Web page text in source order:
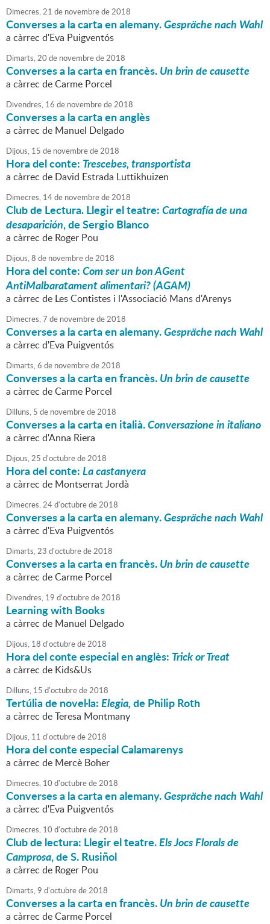
Dimecres,21 de novembrede2018
Converses a la carta en alemany.Gespräche nach Wahl
a càrrec d'Eva Puigventós
Dimarts,20 de novembrede2018
Converses a la carta en francès.Un brin de causette
a càrrec de Carme Porcel
Divendres, 16 de novembrede2018
Converses a la carta en anglès
a càrrec de Manuel Delgado
Dijous, 15 de novembrede2018
Hora del conte: Trescebes, transportista
a càrrec de David Estrada Luttikhuizen
Dimecres, 14de novembrede2018
Club de Lectura. Llegir el teatre:Cartografía de una
desaparición, de Sergio Blanco
a càrrec de Roger Pou
Dijous,8 de novembrede2018
Hora del conte:Com ser un bon AGent
AntiMalbaratament alimentari? (AGAM)
a càrrec de Les Contistes i l'Associació Mans d'Arenys
Dimecres,7 de novembrede2018
Converses a la carta en alemany.Gespräche nach Wahl
a càrrec d'Eva Puigventós
Dimarts,6 de novembrede2018
Converses a la carta en francès.Un brin de causette
a càrrec de Carme Porcel
Dilluns, 5 de novembrede2018
Converses a la carta en italià.Conversazione in italiano
a càrrec d'Anna Riera
Dijous,25 d'octubrede2018
Hora del conte:La castanyera
a càrrec de Montserrat Jordà
Dimecres,24d'octubrede2018
Converses a la carta en alemany.Gespräche nach Wahl
a càrrec d'Eva Puigventós
Dimarts,23 d'octubrede2018
Converses a la carta en francès.Un brin de causette
a càrrec de Carme Porcel
Divendres, 19 d'octubrede2018
Learning with Books
a càrrec de Manuel Delgado
Dijous, 18 d'octubrede2018
Hora del conte especial en anglès: Trick or Treat
a càrrec de Kids&Us
Dilluns, 15 d'octubrede2018
Tertúlia de novel·la:Elegia,de Philip Roth
a càrrec de Teresa Montmany
Dijous, 11 d'octubrede2018
Hora del conte especial Calamarenys
a càrrec de Mercè Boher
Dimecres, 10 d'octubrede2018
Converses a la carta en alemany.Gespräche nach Wahl
a càrrec d'Eva Puigventós
Dimecres, 10 d'octubrede2018
Club de lectura: Llegir el teatre.Els Jocs Florals de
Camprosa, de S. Rusiñol
a càrrec de Roger Pou
Dimarts,9 d'octubrede2018
Converses a la carta en francès.Un brin de causette
a càrrec de Carme Porcel